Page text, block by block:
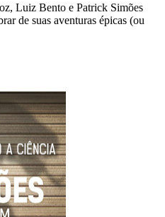
Luiz Bento e Patrick Simões
de suas aventuras épicas (ou